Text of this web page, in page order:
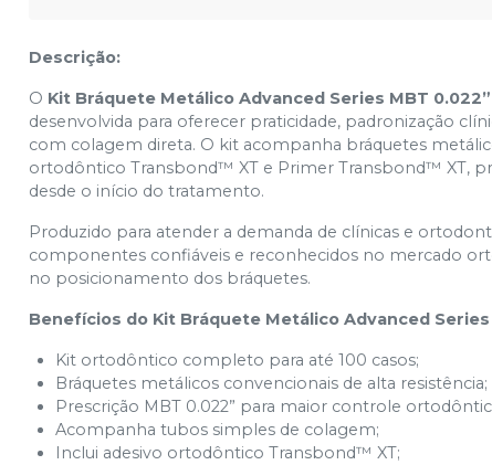
Descrição:
O Kit Bráquete Metálico Advanced Series MBT 0.022”
desenvolvida para oferecer praticidade, padronização
com colagem direta. O kit acompanha bráquetes
ortodôntico Transbond™ XT e Primer Transbond™ XT,
desde o início do tratamento.
Produzido para atender a demanda de clínicas e
componentes confiáveis e reconhecidos no mercado
no posicionamento dos bráquetes.
Benefícios do Kit Bráquete Metálico Advanced
Kit ortodôntico completo para até 100 casos;
Bráquetes metálicos convencionais de alta resistência;
Prescrição MBT 0.022” para maior controle
Acompanha tubos simples de colagem;
Inclui adesivo ortodôntico Transbond™ XT;